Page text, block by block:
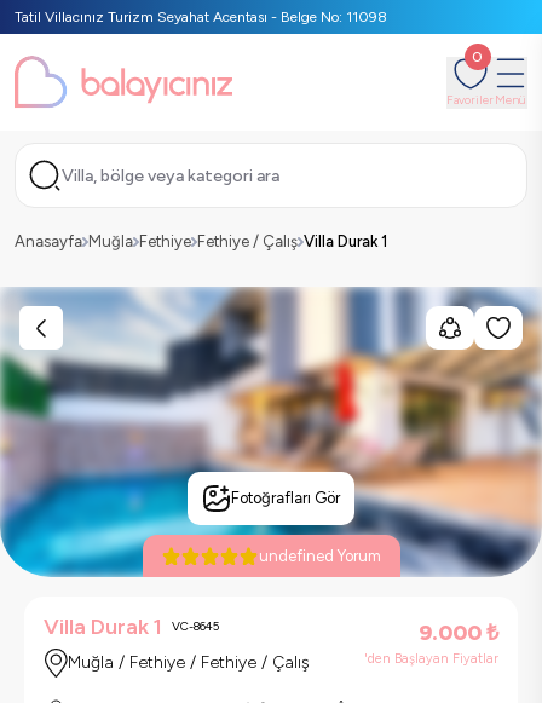
Tatil Villacınız Turizm Seyahat Acentası - Belge No: 11098
0
FavorilerMenü
Villa, bölge veya kategori ara
Anasayfa Muğla Fethiye Fethiye / Çalış Villa Durak 1
Fotoğrafları Gör
undefined Yorum
Villa Durak 1 VC-8645
Muğla / Fethiye / Fethiye / Çalış
9.000₺
'den Başlayan Fiyatlar